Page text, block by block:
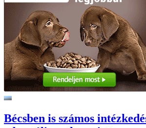
Bécsben is számos